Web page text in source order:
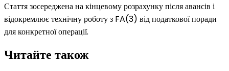
Стаття зосереджена на кінцевому розрахунку після авансів і
відокремлює технічну роботу з FA(3) від податкової поради
для конкретної операції.
Читайте також